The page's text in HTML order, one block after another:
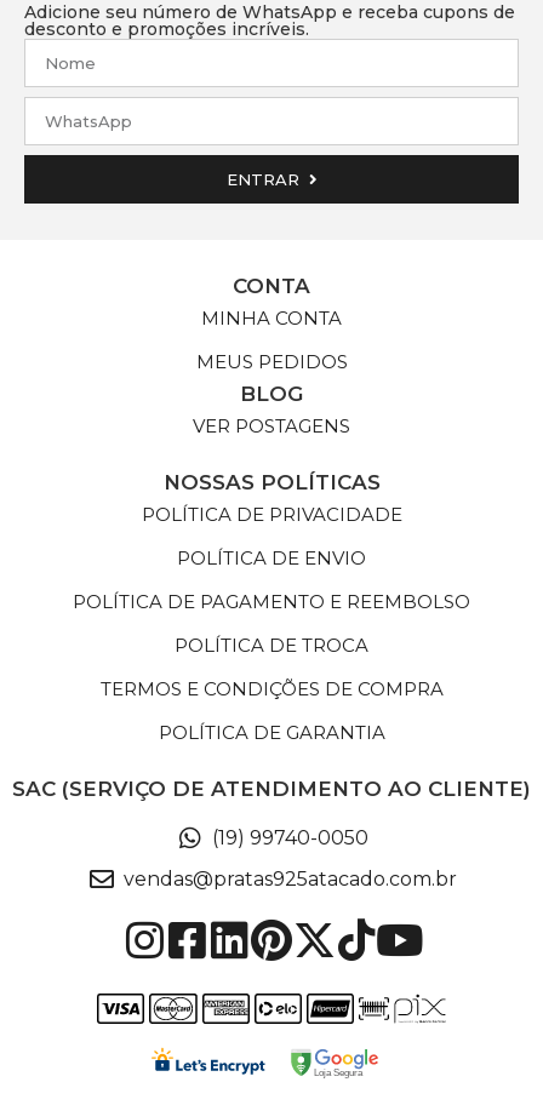
Adicione seu número de WhatsApp e receba cupons de
desconto e promoções incríveis.
ENTRAR
CONTA
MINHA CONTA
MEUS PEDIDOS
BLOG
VER POSTAGENS
NOSSAS POLÍTICAS
POLÍTICA DE PRIVACIDADE
POLÍTICA DE ENVIO
POLÍTICA DE PAGAMENTO E REEMBOLSO
POLÍTICA DE TROCA
TERMOS E CONDIÇÕES DE COMPRA
POLÍTICA DE GARANTIA
SAC (SERVIÇO DE ATENDIMENTO AO CLIENTE)
(19) 99740-0050
vendas@pratas925atacado.com.br